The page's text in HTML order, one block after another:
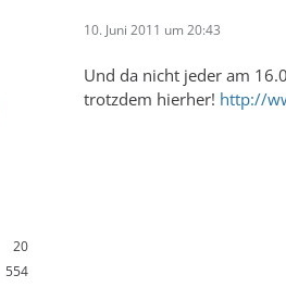
20
554
10. Juni 2011 um 20:43
Und da nicht jeder am
trotzdem hierher! http://